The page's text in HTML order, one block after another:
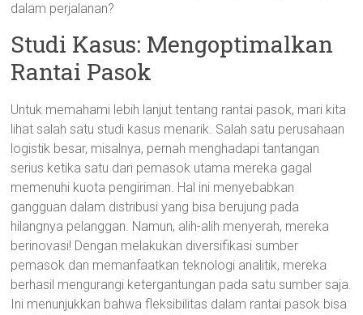
dalam perjalanan?
Studi Kasus: Mengoptimalkan
Rantai Pasok
Untuk memahami lebih lanjut tentang rantai pasok, mari kita
lihat salah satu studi kasus menarik. Salah satu perusahaan
logistik besar, misalnya, pernah menghadapi tantangan
serius ketika satu dari pemasok utama mereka gagal
memenuhi kuota pengiriman. Hal ini menyebabkan
gangguan dalam distribusi yang bisa berujung pada
hilangnya pelanggan. Namun, alih-alih menyerah, mereka
berinovasi! Dengan melakukan diversifikasi sumber
pemasok dan memanfaatkan teknologi analitik, mereka
berhasil mengurangi ketergantungan pada satu sumber saja.
Ini menunjukkan bahwa fleksibilitas dalam rantai pasok bisa